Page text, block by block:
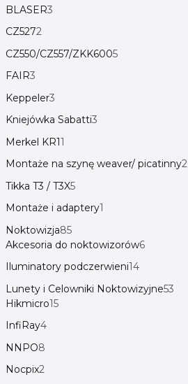
BLASER3
CZ5272
CZ550/CZ557/ZKK6005
FAIR3
Keppeler3
Kniejówka Sabatti3
Merkel KR11
Montaże na szynę weaver/ picatinny2
Tikka T3 / T3X5
Montaże i adaptery1
Noktowizja85
Akcesoria do noktowizorów6
Iluminatory podczerwieni14
Lunety i Celowniki Noktowizyjne53
Hikmicro15
InfiRay4
NNPO8
Nocpix2